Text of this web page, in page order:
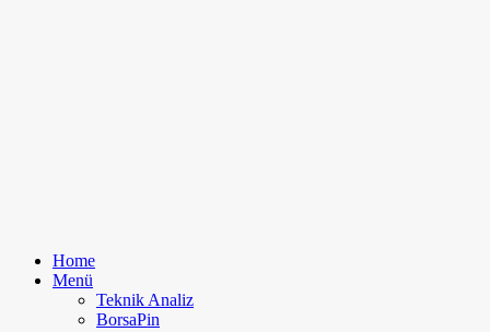
Home
Menü
Teknik Analiz
BorsaPin